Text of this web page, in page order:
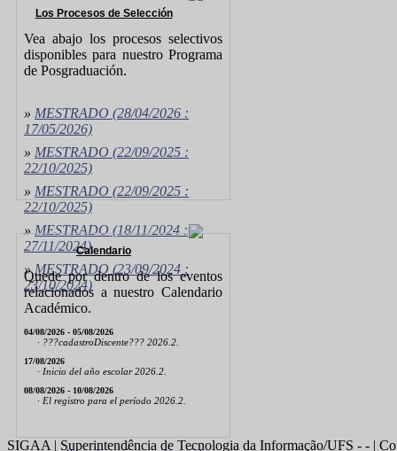
Los Procesos de Selección
Vea abajo los procesos selectivos
disponibles para nuestro Programa
de Posgraduación.
» MESTRADO (28/04/2026 :
17/05/2026)
» MESTRADO (22/09/2025 :
22/10/2025)
» MESTRADO (22/09/2025 :
22/10/2025)
»MESTRADO (18/11/2024 :
27/11/2024)
»MESTRADO (23/09/2024 :
23/10/2024)
Calendario
Quede por dentro de los eventos
relacionados a nuestro Calendario
Académico.
04/08/2026 - 05/08/2026
· ???cadastroDiscente??? 2026.2.
17/08/2026
· Inicio del año escolar 2026.2.
08/08/2026 - 10/08/2026
· El registro para el período 2026.2.
SIGAA | Superintendência de Tecnologia da Informação/UFS - - |